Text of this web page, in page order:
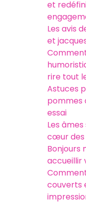
et
Les avis
et
rire tout
Astuces
pommes
essai
Les
cœur des
Bonjours
accueillir
couverts